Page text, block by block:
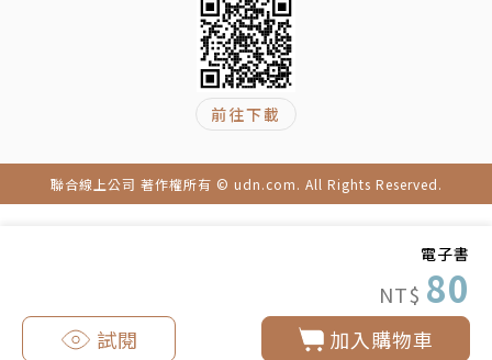
電子書
NT$ 80
加入購物車
試閱
前往下載
聯合線上公司 著作權所有 © udn.com. All Rights Reserved.